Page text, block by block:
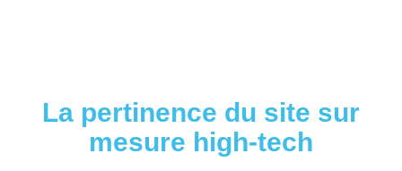
La pertinence du site sur
mesure high-tech